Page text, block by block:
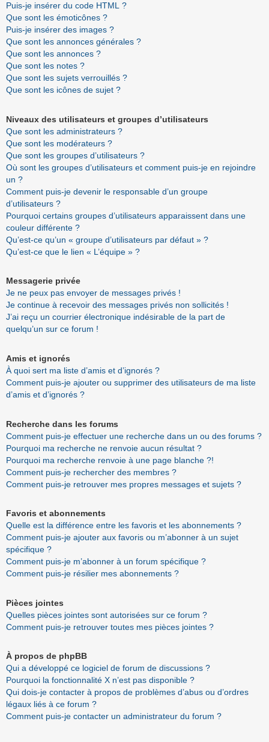
Puis-je insérer du code HTML ?
Que sont les émoticônes ?
Puis-je insérer des images ?
Que sont les annonces générales ?
Que sont les annonces ?
Que sont les notes ?
Que sont les sujets verrouillés ?
Que sont les icônes de sujet ?
Niveaux des utilisateurs et groupes d’utilisateurs
Que sont les administrateurs ?
Que sont les modérateurs ?
Que sont les groupes d’utilisateurs ?
Où sont les groupes d’utilisateurs et comment puis-je en rejoindre
un ?
Comment puis-je devenir le responsable d’un groupe
d’utilisateurs ?
Pourquoi certains groupes d’utilisateurs apparaissent dans une
couleur différente ?
Qu’est-ce qu’un « groupe d’utilisateurs par défaut » ?
Qu’est-ce que le lien « L’équipe » ?
Messagerie privée
Je ne peux pas envoyer de messages privés !
Je continue à recevoir des messages privés non sollicités !
J’ai reçu un courrier électronique indésirable de la part de
quelqu’un sur ce forum !
Amis et ignorés
À quoi sert ma liste d’amis et d’ignorés ?
Comment puis-je ajouter ou supprimer des utilisateurs de ma liste
d’amis et d’ignorés ?
Recherche dans les forums
Comment puis-je effectuer une recherche dans un ou des forums ?
Pourquoi ma recherche ne renvoie aucun résultat ?
Pourquoi ma recherche renvoie à une page blanche ?!
Comment puis-je rechercher des membres ?
Comment puis-je retrouver mes propres messages et sujets ?
Favoris et abonnements
Quelle est la différence entre les favoris et les abonnements ?
Comment puis-je ajouter aux favoris ou m’abonner à un sujet
spécifique ?
Comment puis-je m’abonner à un forum spécifique ?
Comment puis-je résilier mes abonnements ?
Pièces jointes
Quelles pièces jointes sont autorisées sur ce forum ?
Comment puis-je retrouver toutes mes pièces jointes ?
À propos de phpBB
Qui a développé ce logiciel de forum de discussions ?
Pourquoi la fonctionnalité X n’est pas disponible ?
Qui dois-je contacter à propos de problèmes d’abus ou d’ordres
légaux liés à ce forum ?
Comment puis-je contacter un administrateur du forum ?